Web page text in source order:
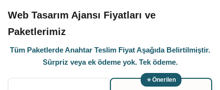
Web Tasarım Ajansı Fiyatları ve
Paketlerimiz
Tüm Paketlerde Anahtar Teslim Fiyat Aşağıda Belirtilmiştir.
Sürpriz veya ek ödeme yok. Tek ödeme.
⭐ Önerilen